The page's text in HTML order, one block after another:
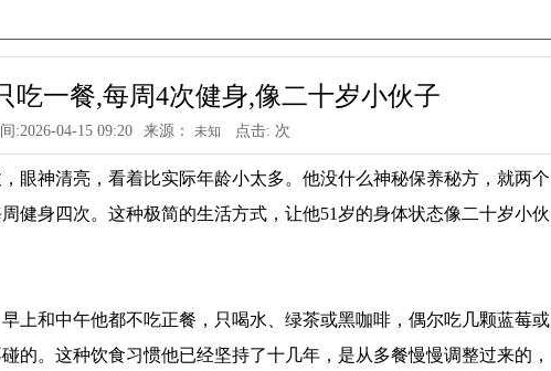
吃一餐,每周4次健身,像二十岁小伙子
:2026-04-15 09:20 来源： 未知 点击: 次
眼神清亮，看着比实际年龄小太多。他没什么神秘保养秘方，就两个
健身四次。这种极简的生活方式，让他51岁的身体状态像二十岁小伙
上和中午他都不吃正餐，只喝水、绿茶或黑咖啡，偶尔吃几颗蓝莓或
的。这种饮食习惯他已经坚持了十几年，是从多餐慢慢调整过来的，